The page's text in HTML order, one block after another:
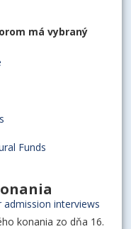
Funds
interviews
má vybraný
konania zo dňa 16.